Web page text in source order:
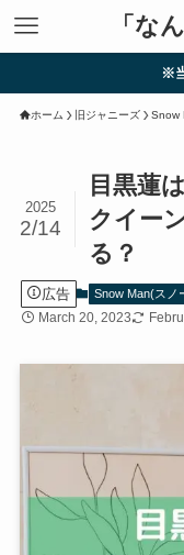
「な
※当サイトは
ホーム 旧ジャニーズ Snow
目黒蓮
クイー
る？
2025
2/14
広告 Snow Man(スノ
March 20, 2023